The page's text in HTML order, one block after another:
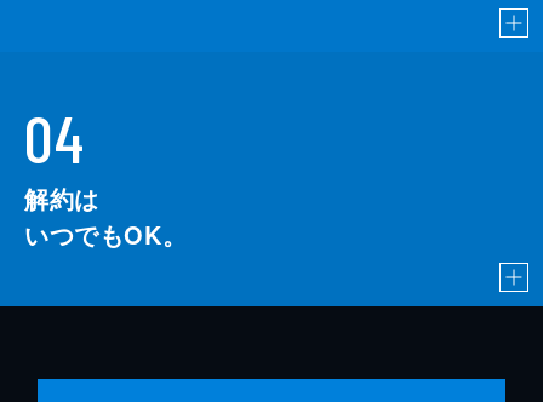
04
解約は
いつでもOK。